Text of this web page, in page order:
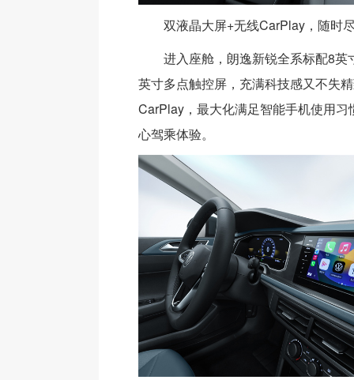
双液晶大屏+无线CarPlay，随时
进入座舱，朗逸新锐全系标配8英
英寸多点触控屏，充满科技感又不失
CarPlay，最大化满足智能手机使用习
心驾乘体验。